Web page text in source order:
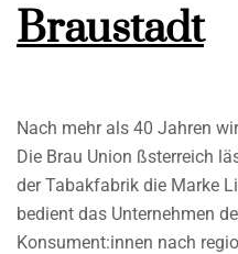
Braustadt
Nach mehr als 40 Jahren
Die Brau Union ßsterreich
der Tabakfabrik die Marke
bedient das Unternehmen
Konsument:innen nach